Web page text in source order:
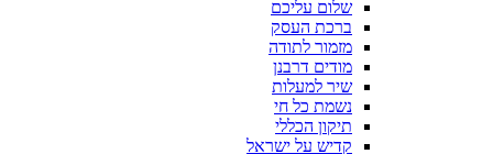
שלום עליכם
ברכת העסק
מזמור לתודה
מודים דרבנן
שיר למעלות
נשמת כל חי
תיקון הכללי
קדיש על ישראל